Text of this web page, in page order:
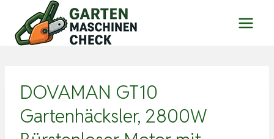
Inhalt
springen
DOVAMAN GT10
Gartenhäcksler, 2800W